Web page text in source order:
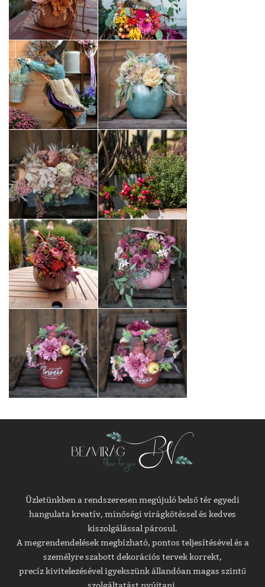
Üzletünkben a rendszeresen megújuló belső tér egyedi
hangulata kreatív, minőségi virágkötéssel és kedves
kiszolgálással párosul.
A megrendendelések megbízható, pontos teljesítésével és a
személyre szabott dekorációs tervek korrekt,
precíz kivitelezésével igyekszünk állandóan magas szintű